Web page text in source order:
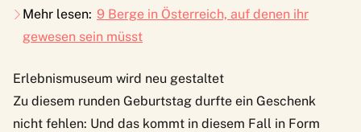
Mehr lesen: 9 Berge in Österreich, auf denen ihr
gewesen sein müsst
Erlebnismuseum wird neu gestaltet
Zu diesem runden Geburtstag durfte ein Geschenk
nicht fehlen: Und das kommt in diesem Fall in Form